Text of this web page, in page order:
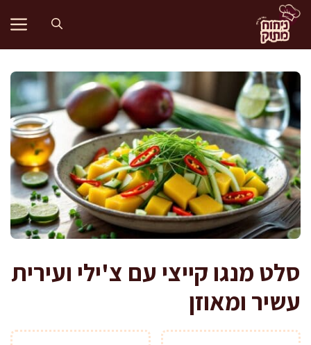
לדלג
לתוכן
סלט מנגו קייצי עם צ'ילי ועירית
עשיר ומאוזן